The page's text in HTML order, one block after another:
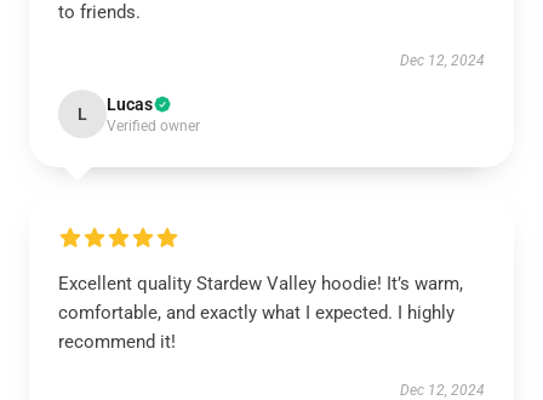
to friends.
Dec 12, 2024
L Lucas
Verified owner
Excellent quality Stardew Valley hoodie! It’s warm,
comfortable, and exactly what I expected. I highly
recommend it!
Dec 12, 2024